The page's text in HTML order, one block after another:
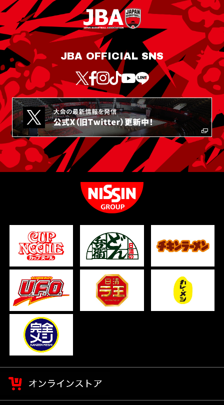
JBA OFFICIAL SNS